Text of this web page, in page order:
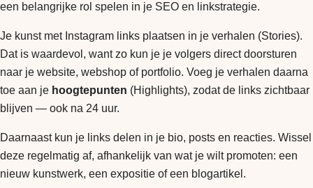
een belangrijke rol spelen in je SEO en linkstrategie.
Je kunst met Instagram links plaatsen in je verhalen (Stories).
Dat is waardevol, want zo kun je je volgers direct doorsturen
naar je website, webshop of portfolio. Voeg je verhalen daarna
toe aan je hoogtepunten (Highlights), zodat de links zichtbaar
blijven — ook na 24 uur.
Daarnaast kun je links delen in je bio, posts en reacties. Wissel
deze regelmatig af, afhankelijk van wat je wilt promoten: een
nieuw kunstwerk, een expositie of een blogartikel.